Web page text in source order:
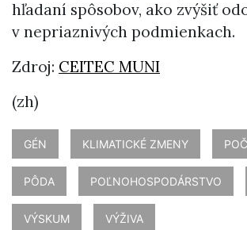
hľadaní spôsobov, ako zvýšiť
v nepriaznivých podmienkach.
Zdroj: CEITEC MUNI
(zh)
GÉN KLIMATICKÉ ZMENY
PÔDA POĽNOHOSPODÁRSTVO
VÝSKUM VÝŽIVA